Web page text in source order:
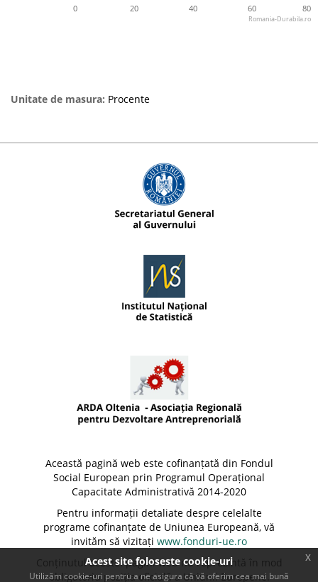
0 20 40 60 80
Romania-Durabila.ro
Unitate de masura: Procente
Această pagină web este cofinanțată din Fondul
Social European prin Programul Operațional
Capacitate Administrativă 2014-2020
Pentru informații detaliate despre celelalte
programe cofinanțate de Uniunea Europeană, vă
invităm să vizitați www.fonduri-ue.ro
Conținutul acestei pagini web nu reprezintă în mod
obligatoriu poziția oficială a Uniunii Europene.
Acest site foloseste cookie-uri
Utilizăm cookie-uri pentru a ne asigura că vă oferim cea mai bună
x